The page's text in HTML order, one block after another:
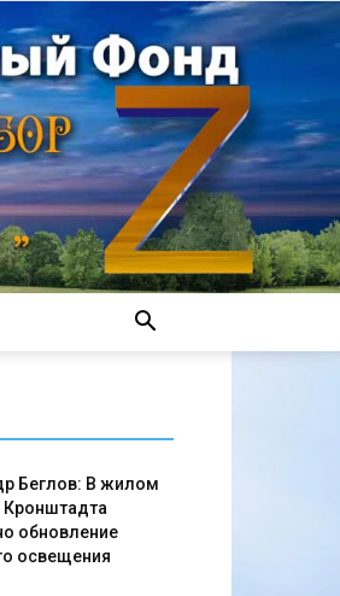
Беглов: В жилом
Кронштадта
обновление
освещения